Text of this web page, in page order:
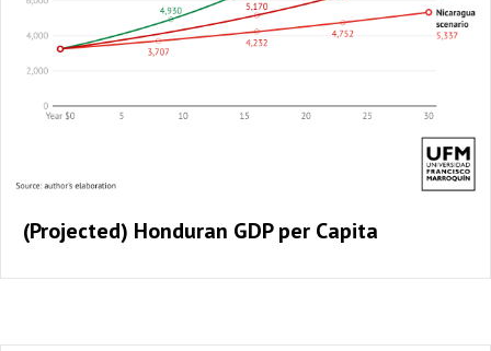
(Projected) Honduran GDP per Capita